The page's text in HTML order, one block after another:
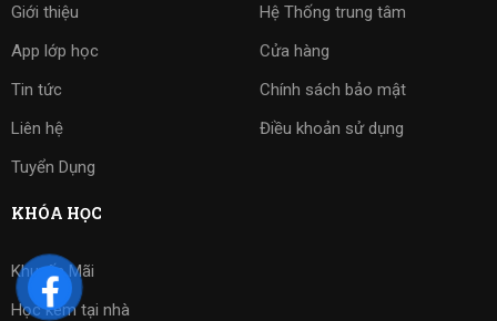
Giới thiệu
App lớp học
Tin tức
Liên hệ
Tuyển Dụng
Hệ Thống trung tâm
Cửa hàng
Chính sách bảo mật
Điều khoản sử dụng
KHÓA HỌC
Khuyến Mãi
Học kèm tại nhà